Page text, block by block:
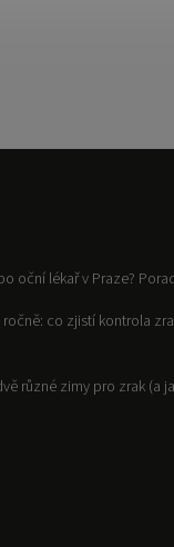
oční lékař v Praze?
co zjistí kontrola
různé zimy pro zrak (a